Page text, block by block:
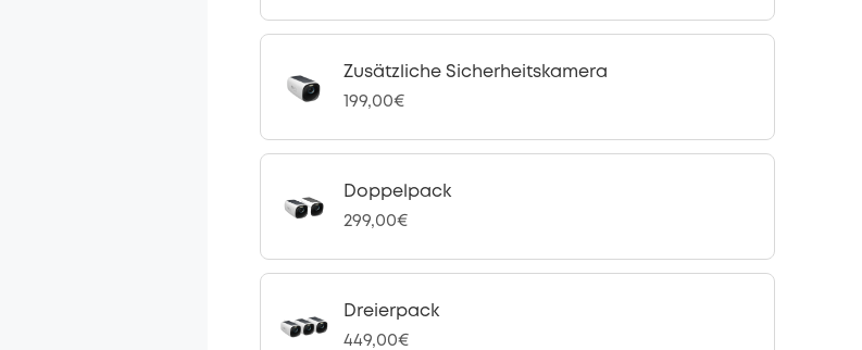
Zusätzliche Sicherheitskamera
199,00€
Doppelpack
299,00€
Dreierpack
449,00€